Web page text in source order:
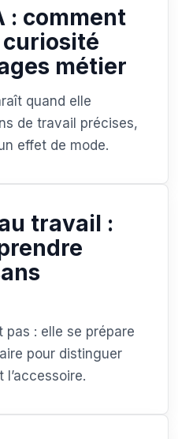
: comment
curiosité
métier
quand elle
de travail précises,
effet de mode.
travail :
pas : elle se prépare
pour distinguer
l’accessoire.